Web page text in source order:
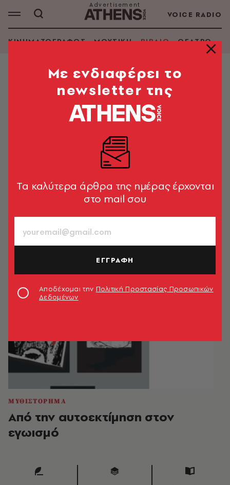
VOICE RADIO
ΚΙΝΗΜΑΤΟΓΡΑΦΟΣ ΜΟΥΣΙΚΗ ΒΙΒΛΙΟ ΘΕΑΤΡΟ -
ΜΥΘΙΣΤΟΡΗΜΑ
Από την αυτοεκτίμηση στον
εγωισμό
Mε ενδιαφέρει το
newsletter της
Tα καλύτερα άρθρα της ημέρας έρχονται
στο mail σου
ΕΓΓΡΑΦΗ
Αποδέχομαι την Πολιτική Προστασίας Προσωπικών
Δεδομένων